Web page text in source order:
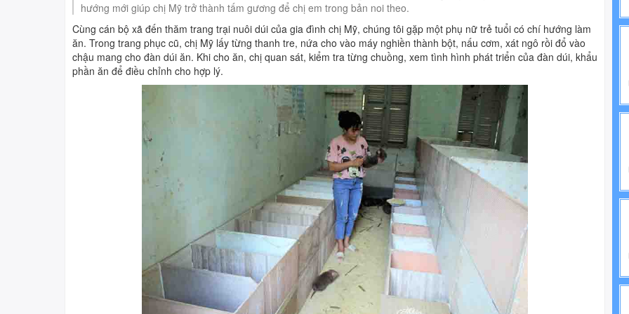
THI TRỰC TUYẾN
4 BÀI HỌC LÝ LUẬN CHÍNH TRỊ
TUYÊN TRUYỀN, PHỔ BIẾN PHÁP LUẬT
hướng mới giúp chị Mỹ trở thành tấm gương để chị em trong bản noi theo.
Cùng cán bộ xã đến thăm trang trại nuôi dúi của gia đình chị Mỹ, chúng tôi gặp một phụ nữ trẻ tuổi có chí hướng làm
ăn. Trong trang phục cũ, chị Mỹ lấy từng thanh tre, nứa cho vào máy nghiền thành bột, nấu cơm, xát ngô rồi đổ vào
chậu mang cho đàn dúi ăn. Khi cho ăn, chị quan sát, kiểm tra từng chuồng, xem tình hình phát triển của đàn dúi, khẩu
phần ăn để điều chỉnh cho hợp lý.